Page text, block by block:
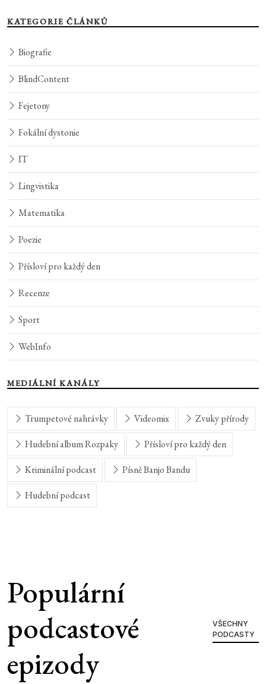
KATEGORIE ČLÁNKŮ
Biografie
BlindContent
Fejetony
Fokální dystonie
IT
Lingvistika
Matematika
Poezie
Přísloví pro každý den
Recenze
Sport
WebInfo
MEDIÁLNÍ KANÁLY
Trumpetové nahrávky Videomix Zvuky přírody
Hudební album Rozpaky Přísloví pro každý den
Kriminální podcast Písně Banjo Bandu
Hudební podcast
Populární
podcastové
epizody
VŠECHNY
PODCASTY